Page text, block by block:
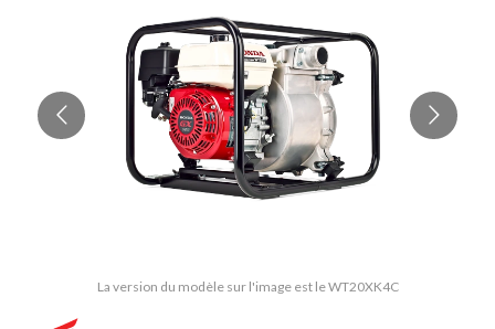
La version du modèle sur l'image est le WT20XK4C